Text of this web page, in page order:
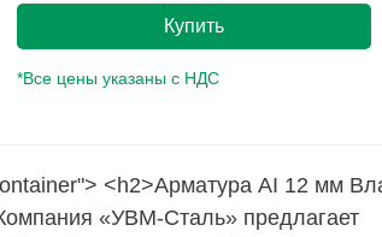
Купить
*Все цены указаны с НДС
<h2>Арматура АI 12 мм
«УВМ-Сталь» предлагает